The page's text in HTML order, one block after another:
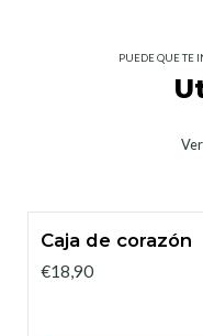
PUEDE QUE TE
Caja de corazón
€18,90